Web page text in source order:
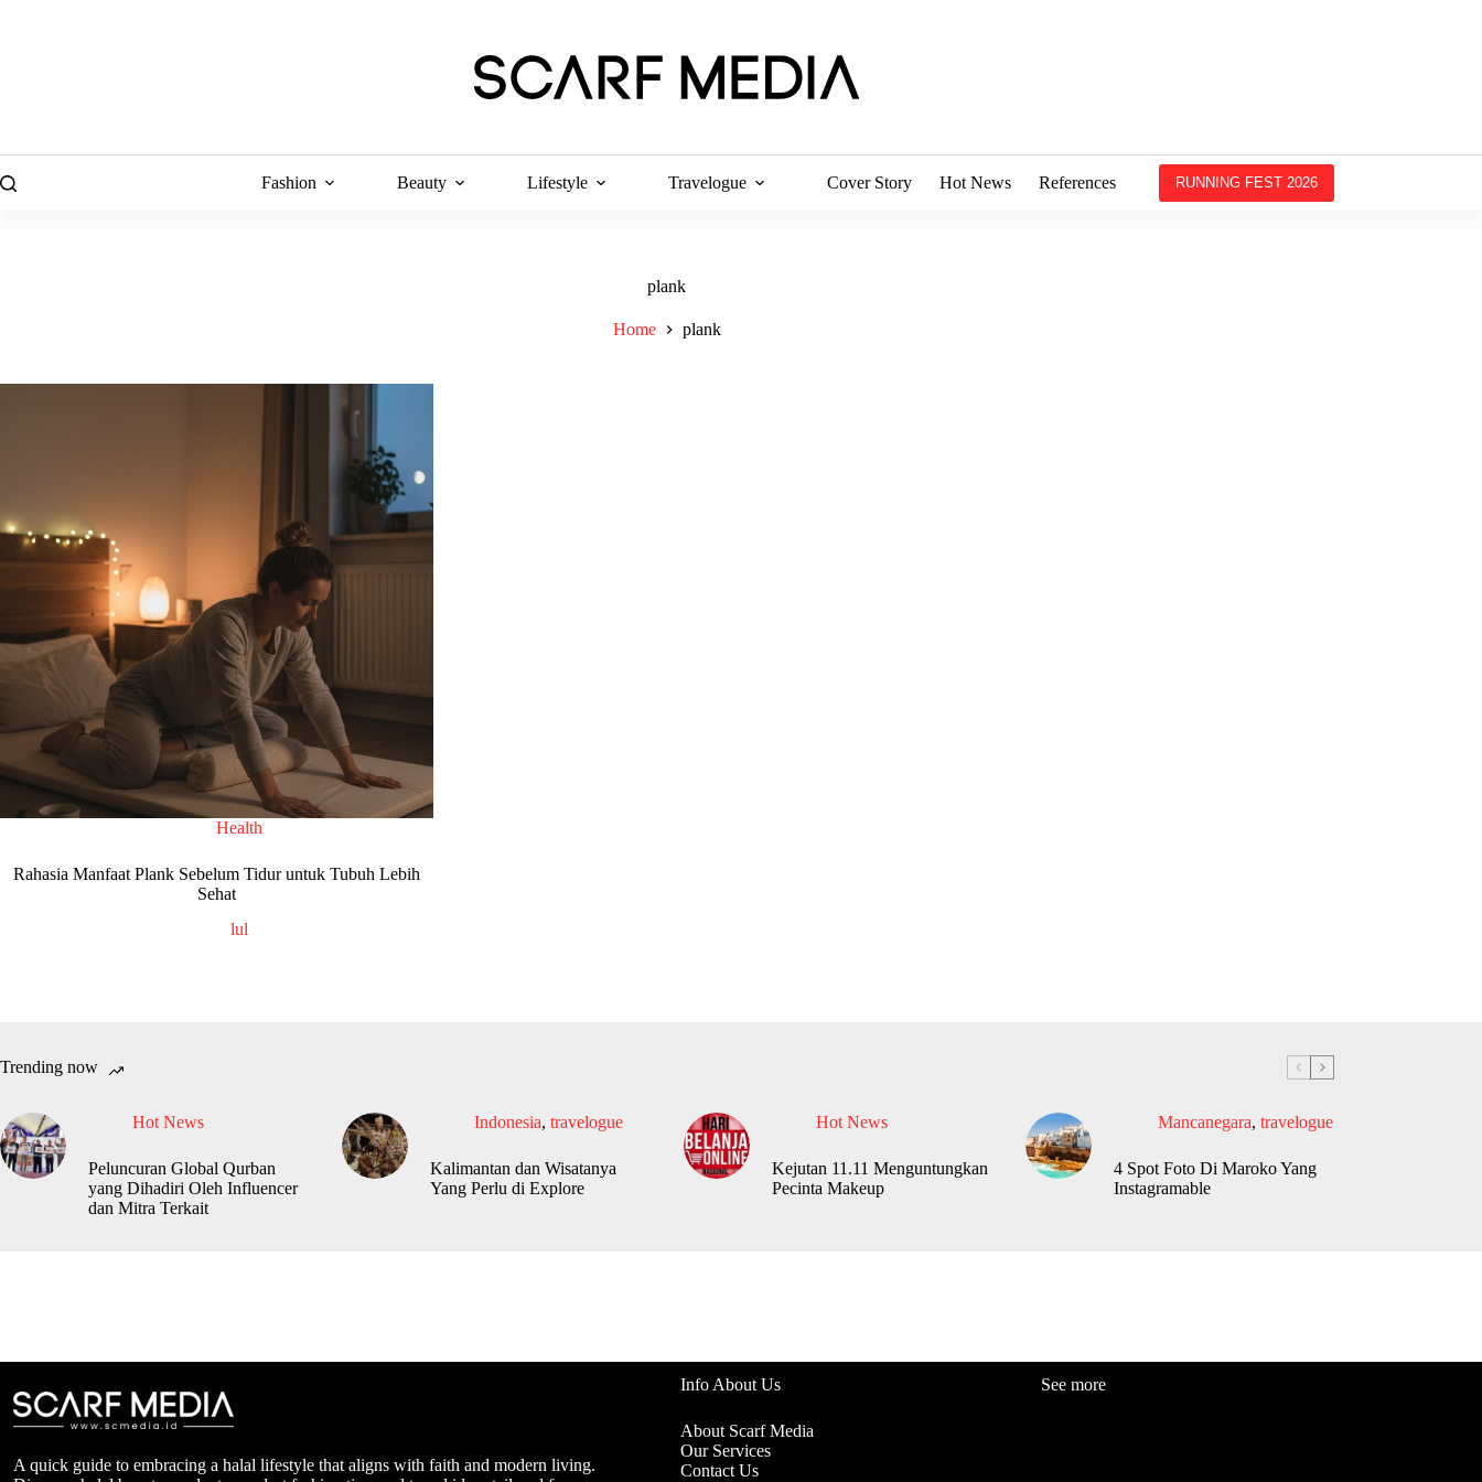
Fashion Beauty Lifestyle Travelogue Cover Story Hot News References RUNNING FEST 2026
plank
Home plank
Health
Rahasia Manfaat Plank Sebelum Tidur untuk Tubuh Lebih
Sehat
lul
Trending now
Hot News
Peluncuran Global Qurban
yang Dihadiri Oleh Influencer
dan Mitra Terkait
Indonesia, travelogue
Kalimantan dan Wisatanya
Yang Perlu di Explore
Hot News
Kejutan 11.11 Menguntungkan
Pecinta Makeup
Mancanegara, travelogue
4 Spot Foto Di Maroko Yang
Instagramable
A quick guide to embracing a halal lifestyle that aligns with faith and modern living.
Info About Us
About Scarf Media
Our Services
Contact Us
See more